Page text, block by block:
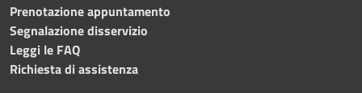
Prenotazione appuntamento
Segnalazione disservizio
Leggi le FAQ
Richiesta di assistenza